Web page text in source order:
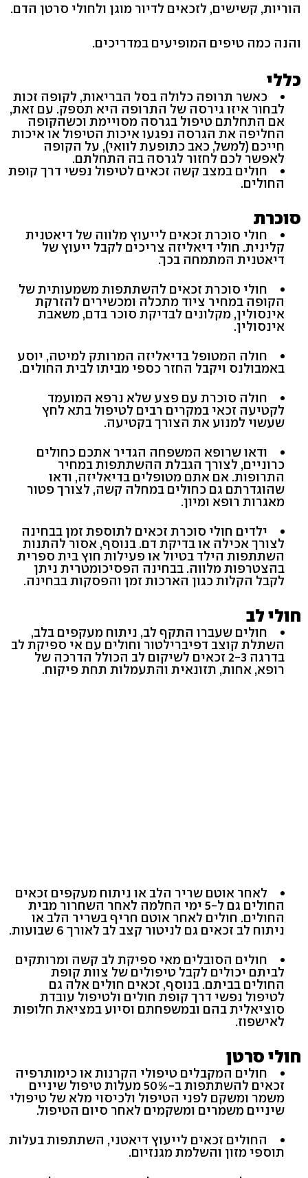
הוריות, קשישים, לזכאים לדיור מוגן ולחולי סרטן הדם.
והנה כמה טיפים המופיעים במדריכים.
כללי
כאשר תרופה כלולה בסל הבריאות, לקופה זכות
לבחור איזו גירסה של התרופה היא תספק. עם זאת,
אם התחלתם טיפול בגרסה מסויימת וכשהקופה
החליפה את הגרסה נפגעו איכות הטיפול או איכות
חייכם (למשל, כאב כתופעת לוואי), על הקופה
לאפשר לכם לחזור לגרסה בה התחלתם.
חולים במצב קשה זכאים לטיפול נפשי דרך קופת
החולים.
סוכרת
חולי סוכרת זכאים לייעוץ מלווה של דיאטנית
קלינית. חולי דיאליזה צריכים לקבל ייעוץ של
דיאטנית המתמחה בכך.
חולי סוכרת זכאים להשתתפות משמעותית של
הקופה במחיר ציוד מתכלה ומכשירים להזרקת
אינסולין, מקלונים לבדיקת סוכר בדם, משאבת
אינסולין.
חולה המטופל בדיאליזה המרותק למיטה, יוסע
באמבולנס ויקבל החזר כספי מביתו לבית החולים.
חולה סוכרת עם פצע שלא נרפא המועמד
לקטיעה זכאי במקרים רבים לטיפול בתא לחץ
שעשוי למנוע את הצורך בקטיעה.
ודאו שרופא המשפחה הגדיר אתכם כחולים
כרוניים, לצורך הגבלת ההשתתפות במחיר
התרופות. אם אתם מטופלים בדיאליזה, ודאו
שהוגדרתם גם כחולים במחלה קשה, לצורך פטור
מאגרות רופא ומיון.
ילדים חולי סוכרת זכאים לתוספת זמן בבחינה
לצורך אכילה או בדיקת דם. בנוסף, אסור להתנות
השתתפות הילד בטיול או פעילות חוץ בית ספרית
בהצטרפות מלווה. בבחינה הפסיכומטרית ניתן
לקבל הקלות כגון הארכות זמן והפסקות בבחינה.
חולי לב
חולים שעברו התקף לב, ניתוח מעקפים בלב,
השתלת קוצב דפיברילטור וחולים עם אי ספיקת לב
בדרגה 2-3 זכאים לשיקום לב הכולל הדרכה של
רופא, אחות, תזונאית והתעמלות תחת פיקוח.
לאחר אוטם שריר הלב או ניתוח מעקפים זכאים
החולים גם ל-5 ימי החלמה לאחר השחרור מבית
החולים. חולים לאחר אוטם חריף בשריר הלב או
ניתוח לב זכאים גם לניטור קצב לב לאורך 6 שבועות.
חולים הסובלים מאי ספיקת לב קשה ומרותקים
לביתם יכולים לקבל טיפולים של צוות קופת
החולים בביתם. בנוסף, זכאים חולים אלה גם
לטיפול נפשי דרך קופת חולים ולטיפול עובדת
סוציאלית בהם ובמשפחתם וסיוע במציאת חלופות
לאישפוז.
חולי סרטן
חולים המקבלים טיפולי הקרנות או כימותרפיה
זכאים להשתתפות ב-50% מעלות טיפול שיניים
משמר ומשקם לפני הטיפול ולכיסוי מלא של טיפולי
שיניים משמרים ומשקמים לאחר סיום הטיפול.
החולים זכאים לייעוץ דיאטני, השתתפות בעלות
תוספי מזון והשלמת מגנזיום.